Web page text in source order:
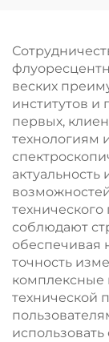
веских
институтов
первых,
технологиям
актуальность
соблюдают
обеспечивая
точность
комплексные
технической